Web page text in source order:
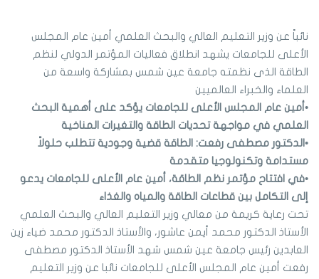
نائباً عن وزير التعليم العالي والبحث العلمي أمين عام المجلس
الأعلى للجامعات يشهد انطلاق فعاليات المؤتمر الدولي لنظم
الطاقة الذى نظمته جامعة عين شمس بمشاركة واسعة من
العلماء والخبراء العالميين
•أمين عام المجلس الأعلى للجامعات يؤكد على أهمية البحث
العلمي في مواجهة تحديات الطاقة والتغيرات المناخية
•الدكتور مصطفى رفعت: الطاقة قضية وجودية تتطلب حلولاً
مستدامة وتكنولوجيا متقدمة
•في افتتاح مؤتمر نظم الطاقة، أمين عام الأعلى للجامعات يدعو
إلى التكامل بين قطاعات الطاقة والمياه والغذاء
تحت رعاية كريمة من معالي وزير التعليم العالي والبحث العلمي
الأستاذ الدكتور محمد أيمن عاشور، والأستاذ الدكتور محمد ضياء زين
العابدين رئيس جامعة عين شمس شهد الأستاذ الدكتور مصطفى
رفعت أمين عام المجلس الأعلى للجامعات نائبا عن وزير التعليم